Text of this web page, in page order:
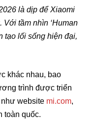
là dịp để Xiaomi
tầm nhìn ‘Human
tạo lối sống hiện đại,
khác nhau, bao
trình được triển
như website mi.com,
toàn quốc.